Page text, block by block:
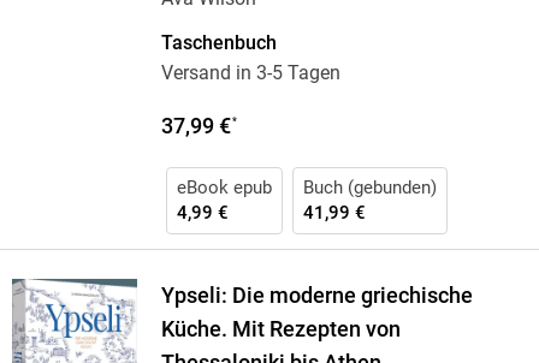
Taschenbuch
Versand in 3-5 Tagen
37,99 €*
eBook epub
4,99 €
Buch (gebunden)
41,99 €
Ypseli: Die moderne griechische
Küche. Mit Rezepten von